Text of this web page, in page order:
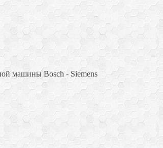
машины Bosch - Siemens